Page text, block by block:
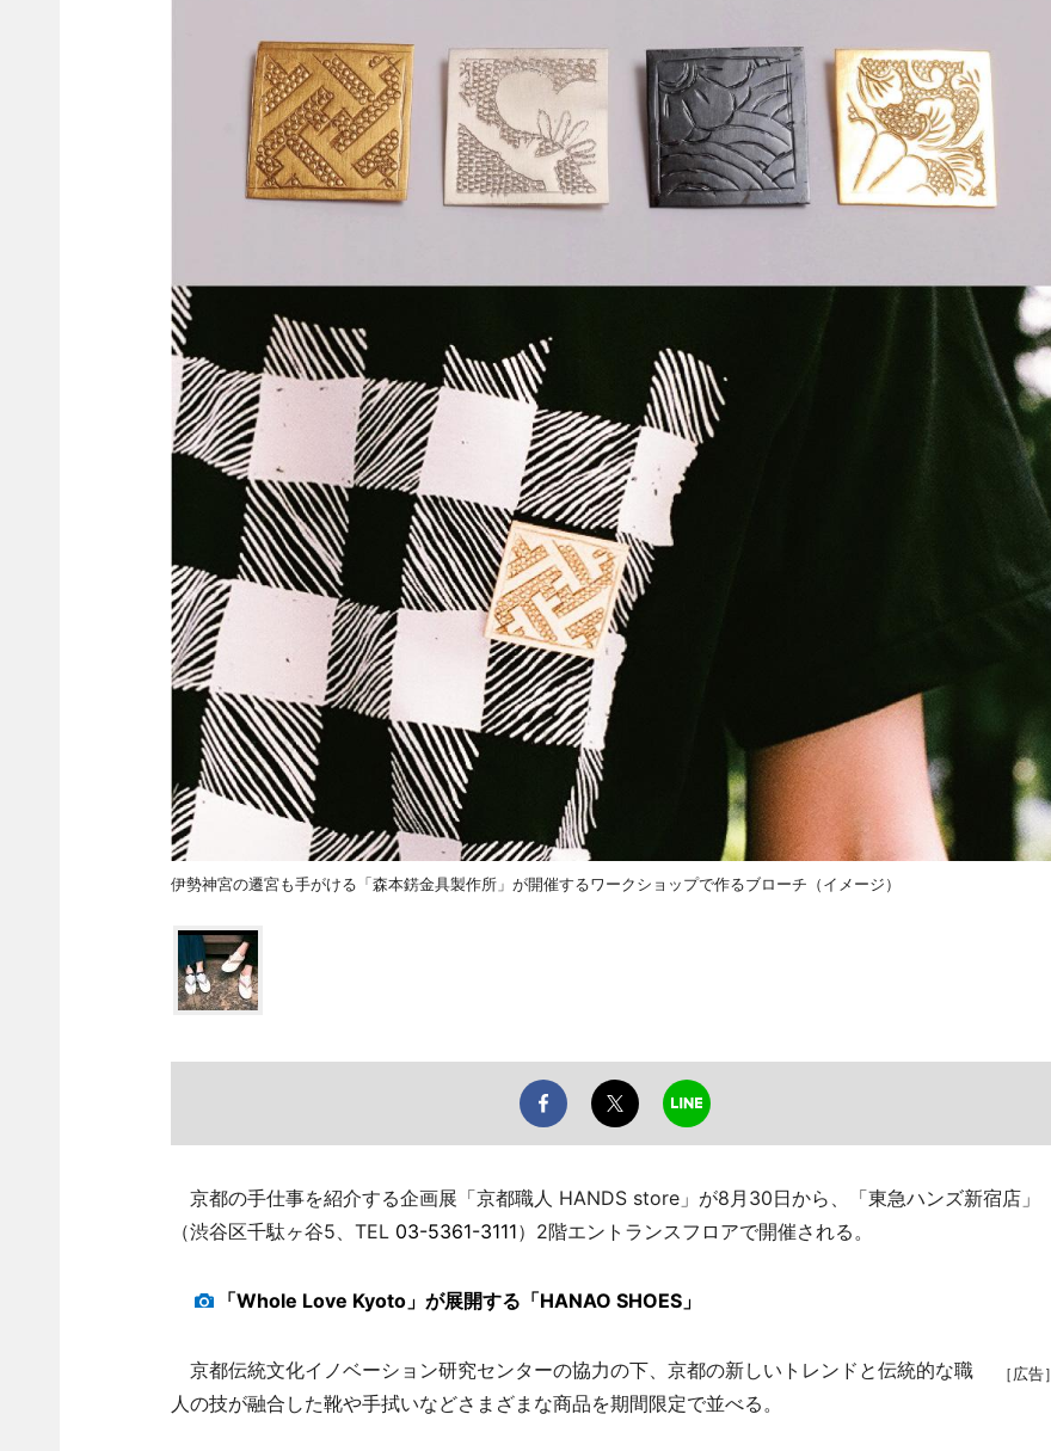
伊勢神宮の遷宮も手がける「森本錺金具製作所」が開催するワークショップで作るブローチ（イメージ）
京都の手仕事を紹介する企画展「京都職人 HANDS store」が8月30日から、「東急ハンズ新宿店」
（渋谷区千駄ヶ谷5、TEL 03-5361-3111）2階エントランスフロアで開催される。
「Whole Love Kyoto」が展開する「HANAO SHOES」
［広告］
京都伝統文化イノベーション研究センターの協力の下、京都の新しいトレンドと伝統的な職
人の技が融合した靴や手拭いなどさまざまな商品を期間限定で並べる。